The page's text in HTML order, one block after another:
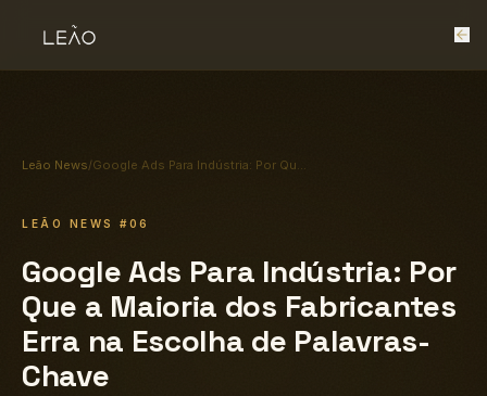
Leão News/ Google Ads Para Indústria: Por Que a Maioria dos Fabricantes Erra na Escolha de Palavras-Chave
LEÃO NEWS #06
Google Ads Para Indústria: Por
Que a Maioria dos Fabricantes
Erra na Escolha de Palavras-
Chave